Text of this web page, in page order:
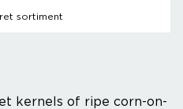
sortiment
kernels of ripe corn-on-